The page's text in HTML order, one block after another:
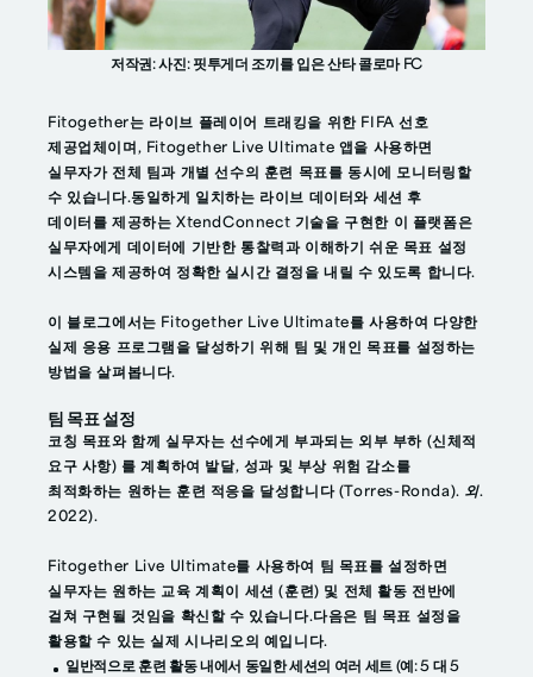
저작권: 사진: 핏투게더 조끼를 입은 산타 콜로마 FC
Fitogether는 라이브 플레이어 트래킹을 위한 FIFA 선호
제공업체이며, Fitogether Live Ultimate 앱을 사용하면
실무자가 전체 팀과 개별 선수의 훈련 목표를 동시에 모니터링할
수 있습니다.동일하게 일치하는 라이브 데이터와 세션 후
데이터를 제공하는 XtendConnect 기술을 구현한 이 플랫폼은
실무자에게 데이터에 기반한 통찰력과 이해하기 쉬운 목표 설정
시스템을 제공하여 정확한 실시간 결정을 내릴 수 있도록 합니다.
이 블로그에서는 Fitogether Live Ultimate를 사용하여 다양한
실제 응용 프로그램을 달성하기 위해 팀 및 개인 목표를 설정하는
방법을 살펴봅니다.
팀 목표 설정
코칭 목표와 함께 실무자는 선수에게 부과되는 외부 부하 (신체적
요구 사항) 를 계획하여 발달, 성과 및 부상 위험 감소를
최적화하는 원하는 훈련 적응을 달성합니다 (Torres-Ronda). 외.
2022).
Fitogether Live Ultimate를 사용하여 팀 목표를 설정하면
실무자는 원하는 교육 계획이 세션 (훈련) 및 전체 활동 전반에
걸쳐 구현될 것임을 확신할 수 있습니다.다음은 팀 목표 설정을
활용할 수 있는 실제 시나리오의 예입니다.
일반적으로 훈련 활동 내에서 동일한 세션의 여러 세트 (예: 5 대 5